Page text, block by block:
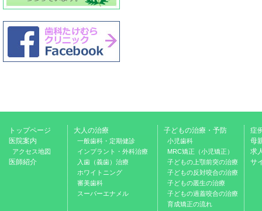
トップページ
医院案内
アクセス地図
医師紹介
大人の治療
一般歯科・定期健診
インプラント・外科治療
入歯（義歯）治療
ホワイトニング
審美歯科
スーパーエナメル
子どもの治療・予防
小児歯科
MRC矯正（小児矯正）
子どもの上顎前突の治療
子どもの反対咬合の治療
子どもの叢生の治療
子どもの過蓋咬合の治療
育成矯正の流れ
症
母
求
サ